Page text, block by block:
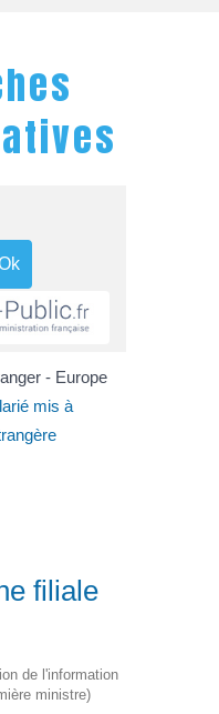
- Europe
mis à
filiale
de l'information
ministre)